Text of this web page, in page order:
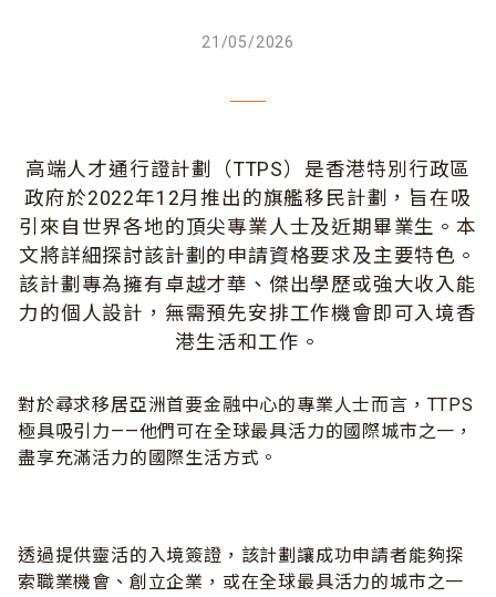
21/05/2026
高端人才通行證計劃（TTPS）是香港特別行政區
政府於2022年12月推出的旗艦移民計劃，旨在吸
引來自世界各地的頂尖專業人士及近期畢業生。本
文將詳細探討該計劃的申請資格要求及主要特色。
該計劃專為擁有卓越才華、傑出學歷或強大收入能
力的個人設計，無需預先安排工作機會即可入境香
港生活和工作。
對於尋求移居亞洲首要金融中心的專業人士而言，TTPS
極具吸引力——他們可在全球最具活力的國際城市之一，
盡享充滿活力的國際生活方式。
透過提供靈活的入境簽證，該計劃讓成功申請者能夠探
索職業機會、創立企業，或在全球最具活力的城市之一